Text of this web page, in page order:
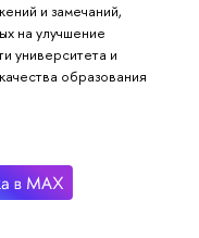
и замечаний,
на улучшение
университета и
образования